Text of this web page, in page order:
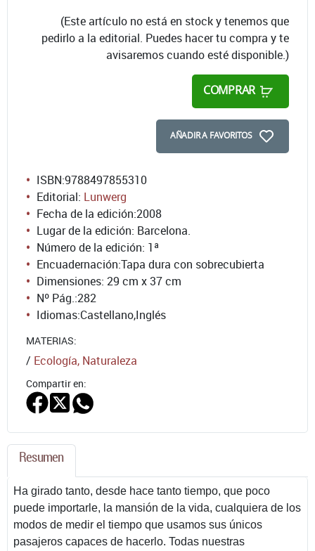
(Este artículo no está en stock y tenemos que
pedirlo a la editorial. Puedes hacer tu compra y te
avisaremos cuando esté disponible.)
COMPRAR
AÑADIR A FAVORITOS
ISBN:9788497855310
Editorial: Lunwerg
Fecha de la edición:2008
Lugar de la edición: Barcelona.
Número de la edición: 1ª
Encuadernación:Tapa dura con sobrecubierta
Dimensiones: 29 cm x 37 cm
Nº Pág.:282
Idiomas:Castellano,Inglés
MATERIAS:
/ Ecología, Naturaleza
Compartir en:
Resumen
Ha girado tanto, desde hace tanto tiempo, que poco
puede importarle, la mansión de la vida, cualquiera de los
modos de medir el tiempo que usamos sus únicos
pasajeros capaces de hacerlo. Todas nuestras